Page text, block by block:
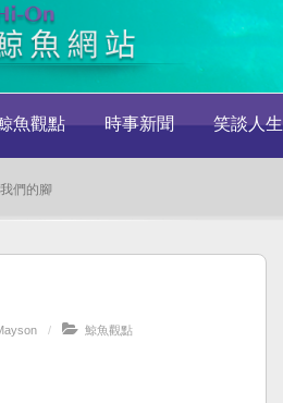
魚觀點 時事新聞 笑談人生
們的腳​
鯨魚觀點